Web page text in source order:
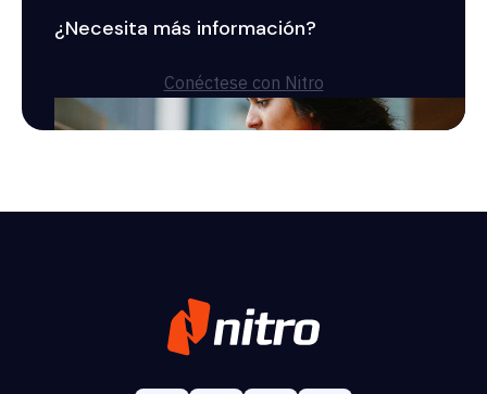
¿Necesita más información?
Conéctese con Nitro